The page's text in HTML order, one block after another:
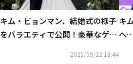
キム・ビョンマン、結婚式の様子
をバラエティで公開！豪華なゲス
2025/09/22 18:44
キ
へ